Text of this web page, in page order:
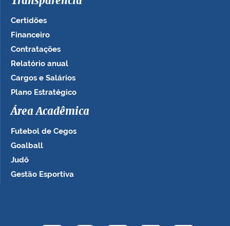
Certidões
Financeiro
Contratações
Relatório anual
Cargos e Salários
Plano Estratégico
Área Acadêmica
Futebol de Cegos
Goalball
Judô
Gestão Esportiva